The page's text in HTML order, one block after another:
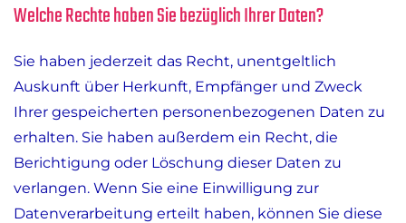
Welche Rechte haben Sie bezüglich Ihrer Daten?
Sie haben jederzeit das Recht, unentgeltlich
Auskunft über Herkunft, Empfänger und Zweck
Ihrer gespeicherten personenbezogenen Daten zu
erhalten. Sie haben außerdem ein Recht, die
Berichtigung oder Löschung dieser Daten zu
verlangen. Wenn Sie eine Einwilligung zur
Datenverarbeitung erteilt haben, können Sie diese